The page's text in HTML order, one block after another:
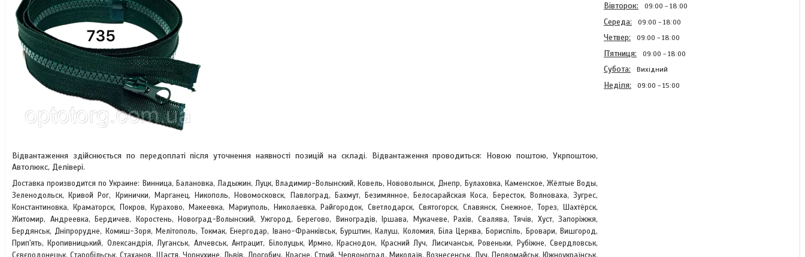
Відвантаження здійснюється по передоплаті після уточнення наявності позицій на складі. Відвантаження проводиться: Новою поштою, Укрпоштою,
Автолюкс, Делівері.
Доставка производится по Украине: Винница, Балановка, Ладыжин, Луцк, Владимир-Волынский, Ковель, Нововолынск, Днепр, Булаховка, Каменское, Жёлтые Воды,
Зеленодольск, Кривой Рог, Кринички, Марганец, Никополь, Новомосковск, Павлоград, Бахмут, Безимянное, Белосарайская Коса, Бересток, Волноваха, Зугрес,
Константиновка, Краматорск, Покров, Курахово, Макеевка, Мариуполь, Николаевка, Райгородок, Светлодарск, Святогорск, Славянск, Снежное, Торез, Шахтёрск,
Житомир, Андреевка, Бердичев, Коростень, Новоград-Волынский, Ужгород, Берегово,
Виноградів, Іршава, Мукачеве, Рахів, Свалява, Тячів, Хуст, Запоріжжя,
Бердянськ, Дніпрорудне, Комиш-Зоря, Мелітополь, Токмак, Енергодар, Івано-Франківськ, Бурштин, Калуш, Коломия, Біла Церква, Бориспіль, Бровари, Вишгород,
Прип'ять, Кропивницький, Олександрія, Луганськ, Алчевськ, Антрацит, Білолуцьк, Ирмно, Краснодон, Красний Луч, Лисичанськ, Ровеньки, Рубіжне, Свердловськ,
Вівторок 09:00 18:00
Середа 09:00 18:00
Четвер 09:00 18:00
Пʼятниця 09:00 18:00
Субота Вихідний
Неділя 09:00 15:00